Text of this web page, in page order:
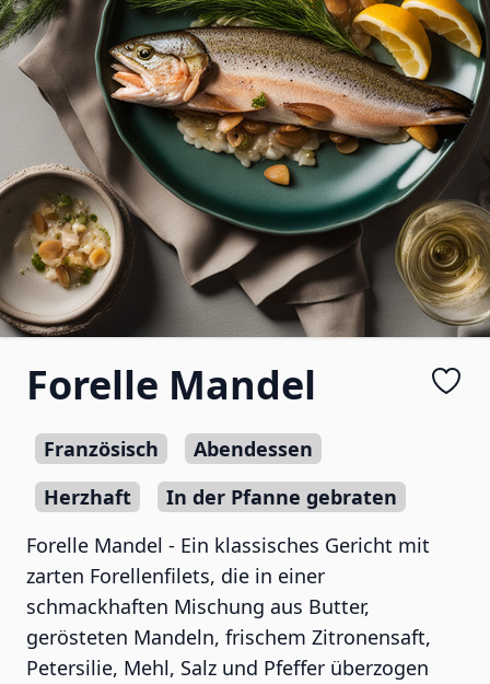
Forelle Mandel
Französisch
Abendessen
Herzhaft
In der Pfanne gebraten
Forelle Mandel - Ein klassisches Gericht mit
zarten Forellenfilets, die in einer
schmackhaften Mischung aus Butter,
gerösteten Mandeln, frischem Zitronensaft,
Petersilie, Mehl, Salz und Pfeffer überzogen